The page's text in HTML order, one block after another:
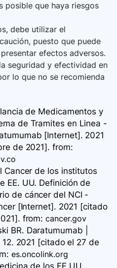
posible que haya riesgos
debe utilizar el
puesto que puede
efectos adversos.
seguridad y efectividad en
lo que no se recomienda
de Medicamentos y
de Tramites en Linea -
[Internet]. 2021
de 2021]. from:
Cancer de los institutos
EE. UU. Definición de
de cáncer del NCI -
[Internet]. 2021 [citado
from:cancer.gov
BR. Daratumumab |
2021 [citado el 27 de
es.oncolink.org